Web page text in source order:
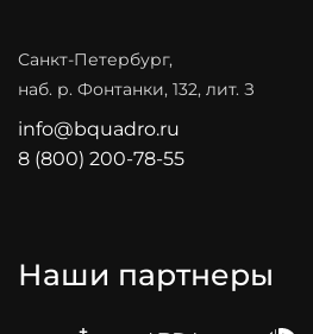
Санкт-Петербург,
наб. р. Фонтанки, 132, лит. З
info@bquadro.ru
8 (800) 200-78-55
Наши партнеры